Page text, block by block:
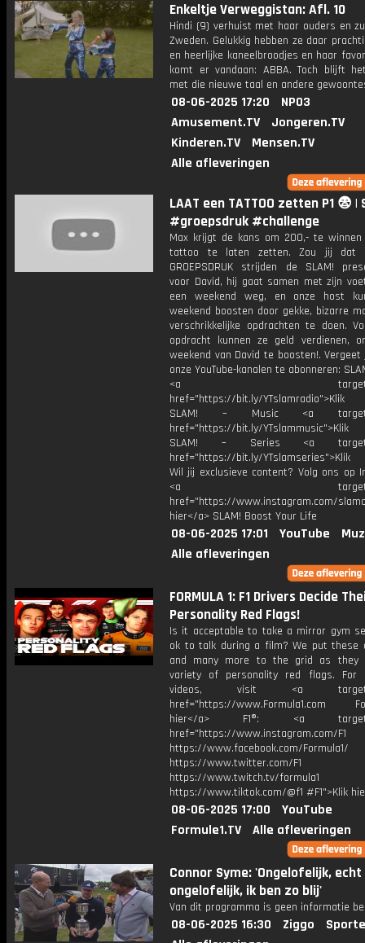
Enkeltje Verweggistan: Afl. 10
Hindi (9) verhuist met haar ouders en
Zweden. Gelukkig hebben ze daar
en heerlijke kaneelbroodjes en haar
komt er vandaan: ABBA. Toch blijft
met die nieuwe taal en andere
08-06-2025 17:20
NPO3
Amusement.TV
Jongeren.TV
Kinderen.TV
Mensen.TV
Alle afleveringen
LAAT een TATTOO zetten P1 😨 |
#groepsdruk #challenge
Max krijgt de kans om 200,- te
tattoo te laten zetten. Zou jij dat
GROEPSDRUK strijden de SLAM!
voor David, hij gaat samen met zijn
een weekend weg, en onze host
weekend boosten door gekke, bizarre
verschrikkelijke opdrachten te doen.
opdracht kunnen ze geld verdienen,
weekend van David te boosten!.
onze YouTube-kanalen te abonneren:
<a
href="https://bit.ly/
SLAM! – Music <a
href="https://bit.ly/
SLAM! – Series <a
href="https://bit.ly/
Wil jij exclusieve content? Volg ons op
<a
href="https://www.instagram.com/
hier</a> SLAM! Boost Your Life
08-06-2025 17:01 YouTube
Alle afleveringen
FORMULA 1: F1 Drivers Decide
Personality Red Flags!
Is it acceptable to take a mirror gym
ok to talk during a film? We put these
and many more to the grid as they
variety of personality red flags. For
videos, visit <a
href="https://www.Formula1.com
hier</a> F1®: <a
href="https://www.instagram.com/F1
https://www.facebook.com/Formula1/
https://www.twitter.com/F1
https://www.twitch.tv/formula1
https://www.tiktok.com/@f1 #F1">Klik
08-06-2025 17:00
YouTube
Formule1.TV
Alle afleveringen
Connor Syme: 'Ongelofelijk, echt
ongelofelijk, ik ben zo blij'
Van dit programma is geen informatie
08-06-2025 16:30 Ziggo